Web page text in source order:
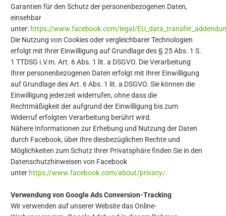
Garantien für den Schutz der personenbezogenen Daten,
einsehbar
unter: https://www.facebook.com/legal/
Die Nutzung von Cookies oder vergleichbarer Technologien
erfolgt mit Ihrer Einwilligung auf Grundlage des § 25 Abs. 1 S.
1 TTDSG i.V.m. Art. 6 Abs. 1 lit. a DSGVO. Die Verarbeitung
Ihrer personenbezogenen Daten erfolgt mit Ihrer Einwilligung
auf Grundlage des Art. 6 Abs. 1 lit. a DSGVO. Sie können die
Einwilligung jederzeit widerrufen, ohne dass die
Rechtmäßigkeit der aufgrund der Einwilligung bis zum
Widerruf erfolgten Verarbeitung berührt wird.
Nähere Informationen zur Erhebung und Nutzung der Daten
durch Facebook, über Ihre diesbezüglichen Rechte und
Möglichkeiten zum Schutz Ihrer Privatsphäre finden Sie in den
Datenschutzhinweisen von Facebook
unter https://www.facebook.com/about/privacy/.
Verwendung von Google Ads Conversion-Tracking
Wir verwenden auf unserer Website das Online-